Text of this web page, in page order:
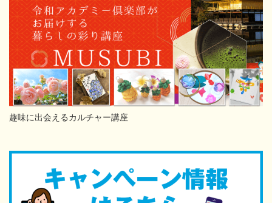
趣味に出会えるカルチャー講座